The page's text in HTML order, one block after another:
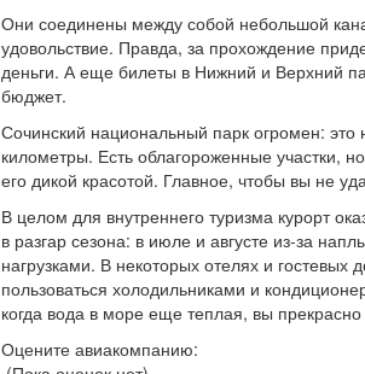
Они соединены между собой небольшой
удовольствие. Правда, за прохождение
деньги. А еще билеты в Нижний и Верхний
бюджет.
Сочинский национальный парк огромен:
километры. Есть облагороженные участки,
его дикой красотой. Главное, чтобы вы не
В целом для внутреннего туризма курорт
в разгар сезона: в июле и августе из-за
нагрузками. В некоторых отелях и
пользоваться холодильниками и
когда вода в море еще теплая, вы прекрасно
Оцените авиакомпанию: